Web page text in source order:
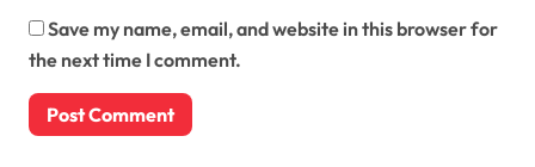
Save my name, email, and website in this browser for
the next time I comment.